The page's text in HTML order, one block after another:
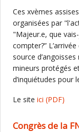
Ces xvèmes
organisées par
"Majeur.e, que
compter?”
source
mineurs protégés
d’inquiétudes pour
Le site ici (PDF)
Congrès de la